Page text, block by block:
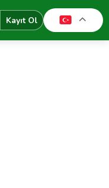
Kayıt Ol